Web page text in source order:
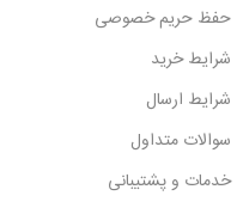
حفظ حریم خصوصی
شرایط خرید
شرایط ارسال
سوالات متداول
خدمات و پشتیبانی